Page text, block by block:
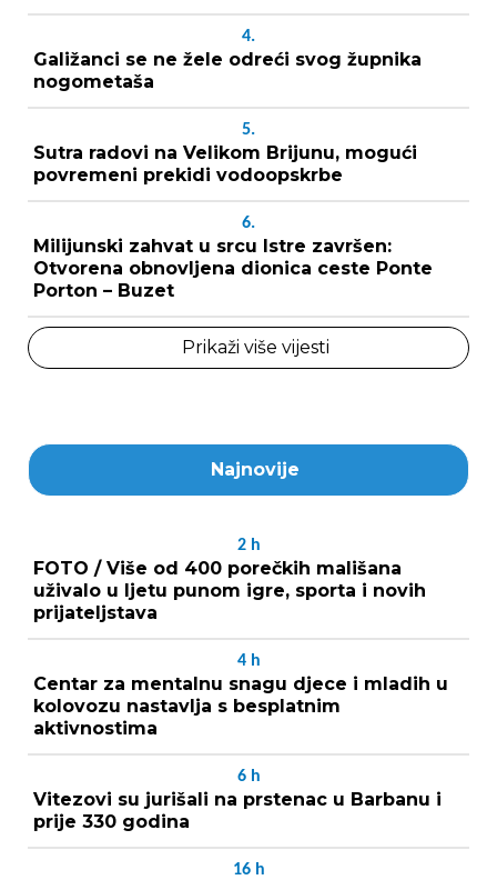
4.
Galižanci se ne žele odreći svog župnika
nogometaša
5.
Sutra radovi na Velikom Brijunu, mogući
povremeni prekidi vodoopskrbe
6.
Milijunski zahvat u srcu Istre završen:
Otvorena obnovljena dionica ceste Ponte
Porton – Buzet
Prikaži više vijesti
Najnovije
2 h
FOTO / Više od 400 porečkih mališana
uživalo u ljetu punom igre, sporta i novih
prijateljstava
4 h
Centar za mentalnu snagu djece i mladih u
kolovozu nastavlja s besplatnim
aktivnostima
6 h
Vitezovi su jurišali na prstenac u Barbanu i
prije 330 godina
16 h